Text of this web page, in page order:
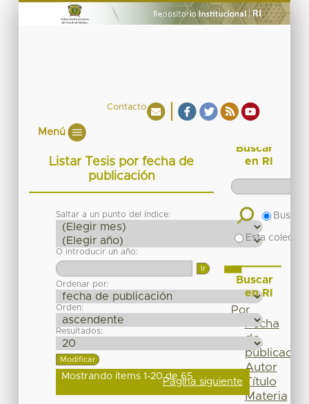
Contacto
Menú
Listar Tesis por fecha de
publicación
Saltar a un punto del índice:
O introducir un año:
Ordenar por:
Orden:
Resultados:
Mostrando ítems 1-20 de 65Página siguiente
Buscar
en RI
Buscar
Esta
Buscar
en RI
Por
Fecha
de
publicación
Autor
Título
Materia